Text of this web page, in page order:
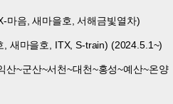
마음, 새마을호, 서해금빛열차)
새마을호, ITX, S-train) (2024.5.1~)
산~군산~서천~대천~홍성~예산~온양